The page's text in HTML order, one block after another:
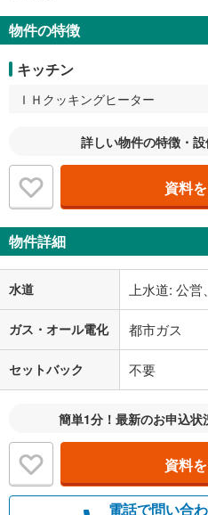
物件の特徴
キッチン
ＩＨクッキングヒーター
詳しい物件の特徴・
資料
物件詳細
水道 上水道: 公
ガス・オール電化 都市ガス
セットバック 不要
簡単1分！最新のお申込状
資料
電話で問い合